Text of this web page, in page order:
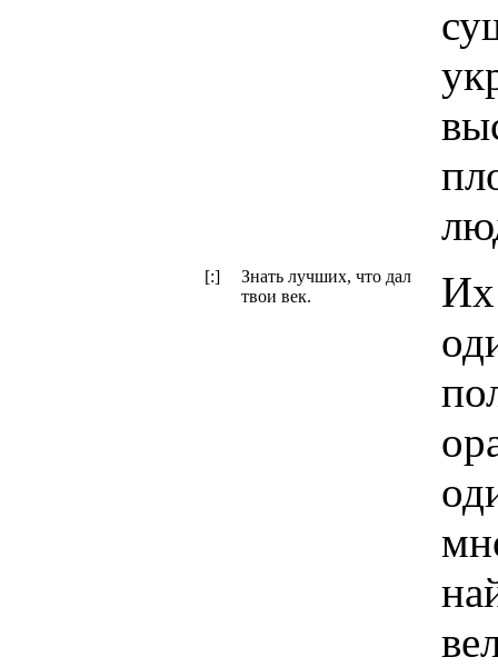
[:]
Знать лучших, что дал
твои век.
Их